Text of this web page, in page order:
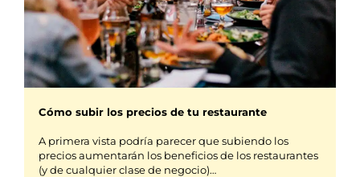
Cómo subir los precios de tu restaurante
A primera vista podría parecer que subiendo los
precios aumentarán los beneficios de los restaurantes
(y de cualquier clase de negocio)…